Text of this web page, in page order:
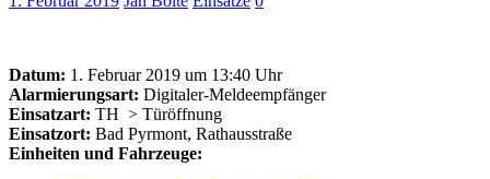
Datum: 1. Februar 2019 um 13:40 Uhr
Alarmierungsart: Digitaler-Meldeempfänger
Einsatzart: TH > Türöffnung
Einsatzort: Bad Pyrmont, Rathausstraße
Einheiten und Fahrzeuge: